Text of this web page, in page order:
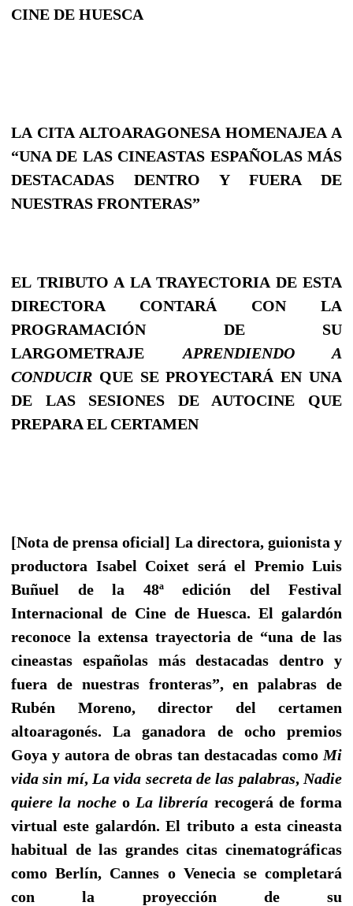
CINE DE HUESCA
LA CITA ALTOARAGONESA HOMENAJEA A
“UNA DE LAS CINEASTAS ESPAÑOLAS MÁS
DESTACADAS DENTRO Y FUERA DE
NUESTRAS FRONTERAS”
EL TRIBUTO A LA TRAYECTORIA DE ESTA
DIRECTORA CONTARÁ CON LA
PROGRAMACIÓN DE SU
LARGOMETRAJE APRENDIENDO A
CONDUCIR QUE SE PROYECTARÁ EN UNA
DE LAS SESIONES DE AUTOCINE QUE
PREPARA EL CERTAMEN
[Nota de prensa oficial] La directora, guionista y
productora Isabel Coixet será el Premio Luis
Buñuel de la 48ª edición del Festival
Internacional de Cine de Huesca. El galardón
reconoce la extensa trayectoria de “una de las
cineastas españolas más destacadas dentro y
fuera de nuestras fronteras”, en palabras de
Rubén Moreno, director del certamen
altoaragonés. La ganadora de ocho premios
Goya y autora de obras tan destacadas como Mi
vida sin mí, La vida secreta de las palabras, Nadie
quiere la noche o La librería recogerá de forma
virtual este galardón. El tributo a esta cineasta
habitual de las grandes citas cinematográficas
como Berlín, Cannes o Venecia se completará
con la proyección de su